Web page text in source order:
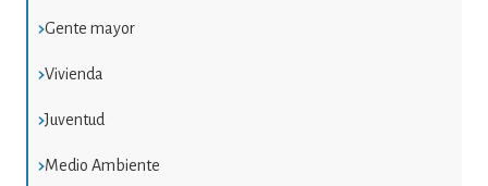
Gente mayor
Vivienda
Juventud
Medio Ambiente